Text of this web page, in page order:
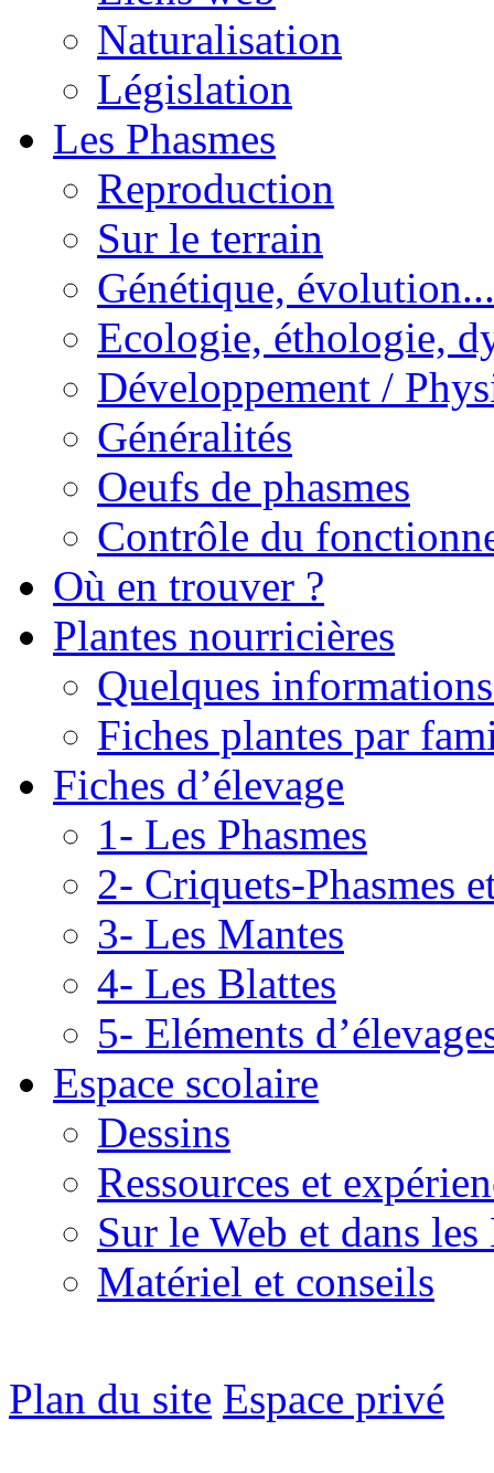
Naturalisation
Législation
Les Phasmes
Reproduction
Sur le terrain
Génétique, évolution...
Ecologie, éthologie,
Développement /
Généralités
Oeufs de phasmes
Contrôle du
Où en trouver ?
Plantes nourricières
Quelques
Fiches plantes par
Fiches d’élevage
1- Les Phasmes
2- Criquets-Phasmes
3- Les Mantes
4- Les Blattes
5- Eléments
Espace scolaire
Dessins
Ressources et
Sur le Web et dans
Matériel et conseils
Plan du site Espace privé